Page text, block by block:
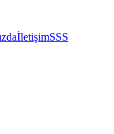
İletişimSSS